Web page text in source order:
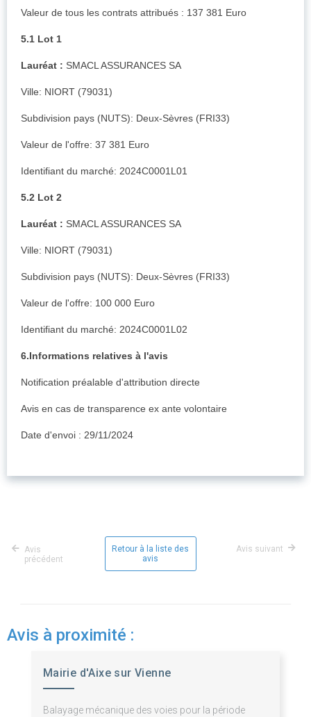
Valeur de tous les contrats attribués : 137 381 Euro
5.1 Lot 1
Lauréat : SMACL ASSURANCES SA
Ville: NIORT (79031)
Subdivision pays (NUTS): Deux-Sèvres (FRI33)
Valeur de l'offre: 37 381 Euro
Identifiant du marché: 2024C0001L01
5.2 Lot 2
Lauréat : SMACL ASSURANCES SA
Ville: NIORT (79031)
Subdivision pays (NUTS): Deux-Sèvres (FRI33)
Valeur de l'offre: 100 000 Euro
Identifiant du marché: 2024C0001L02
6.Informations relatives à l'avis
Notification préalable d'attribution directe
Avis en cas de transparence ex ante volontaire
Date d'envoi : 29/11/2024
Avis
précédent
Retour à la liste des
avis
Avis suivant
Avis à proximité :
Mairie d'Aixe sur Vienne
Balayage mécanique des voies pour la période